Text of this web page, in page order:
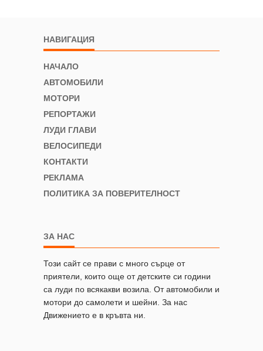
НАВИГАЦИЯ
НАЧАЛО
АВТОМОБИЛИ
МОТОРИ
РЕПОРТАЖИ
ЛУДИ ГЛАВИ
ВЕЛОСИПЕДИ
КОНТАКТИ
РЕКЛАМА
ПОЛИТИКА ЗА ПОВЕРИТЕЛНОСТ
ЗА НАС
Този сайт се прави с много сърце от
приятели, които още от детските си години
са луди по всякакви возила. От автомобили и
мотори до самолети и шейни. За нас
Движението е в кръвта ни.